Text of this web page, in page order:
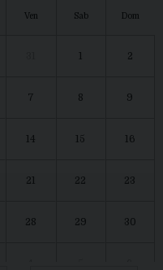
Ven Sab Dom
2
7 8 9
14 15 16
21 22 23
28 29 30